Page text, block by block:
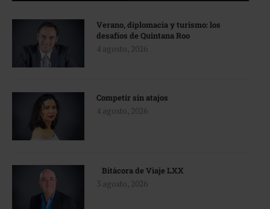
Verano, diplomacia y turismo: los
desafíos de Quintana Roo
4 agosto, 2026
Competir sin atajos
4 agosto, 2026
Bitácora de Viaje LXX
3 agosto, 2026